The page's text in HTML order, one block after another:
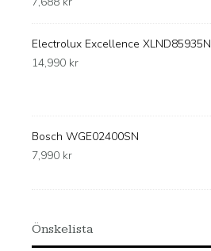
Electrolux Excellence XLND85935N
14,990 kr
Bosch WGE02400SN
7,990 kr
Önskelista